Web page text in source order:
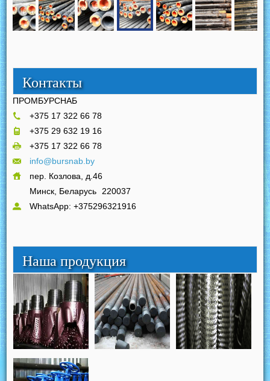
Контакты
ПРОМБУРСНАБ
+375 17 322 66 78
+375 29 632 19 16
+375 17 322 66 78
info@bursnab.by
пер. Козлова, д.46
Минск, Беларусь
220037
WhatsApp: +375296321916
Наша продукция